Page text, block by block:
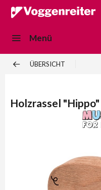
Menü
ÜBERSICHT
Holzrassel "Hippo"